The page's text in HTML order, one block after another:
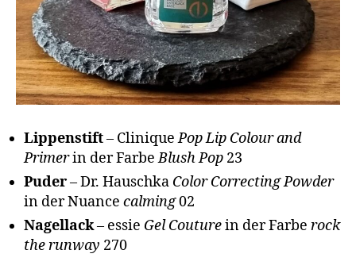
Lippenstift– CliniquePop Lip Colour and
Primerin der FarbeBlush Pop 23
Puder– Dr. Hauschka Color Correcting Powder
in der Nuance calming02
Nagellack– essie Gel Couturein der Farbe rock
the runway 270